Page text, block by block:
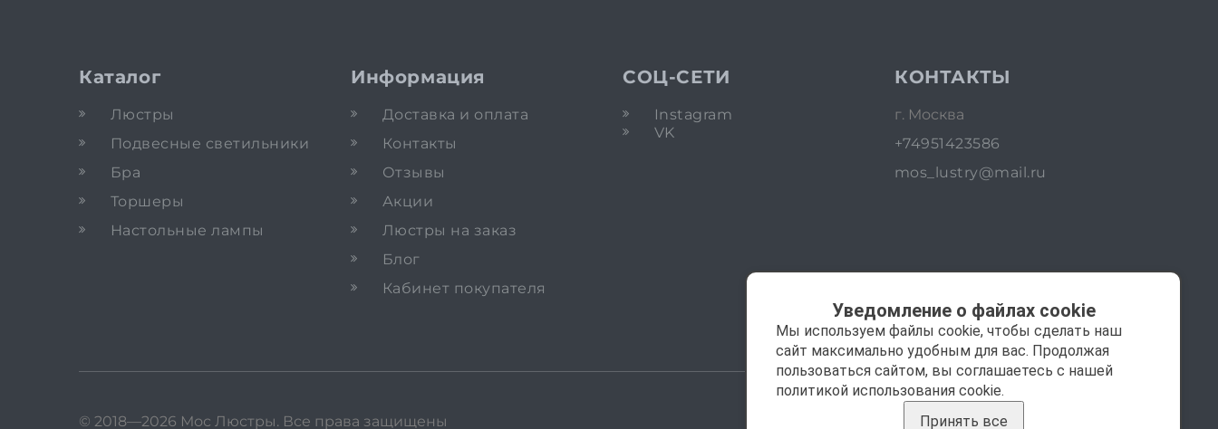
Каталог
Люстры
Подвесные светильники
Бра
Торшеры
Настольные лампы
Информация
Доставка и оплата
Контакты
Отзывы
Акции
Люстры на заказ
Блог
Кабинет покупателя
СОЦ-СЕТИ
Instagram
VK
КОНТАКТЫ
г. Москва
+74951423586
mos_lustry@mail.ru
© 2018—2026 Мос Люстры. Все права защищены
Уведомление о файлах cookie
Мы используем файлы cookie, чтобы сделать наш
сайт максимально удобным для вас. Продолжая
пользоваться сайтом, вы соглашаетесь с нашей
политикой использования cookie.
Принять все